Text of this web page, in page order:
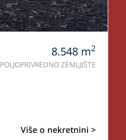
8.548 m2
POLJOPRIVREDNO ZEMLJIŠTE
Više o nekretnini >